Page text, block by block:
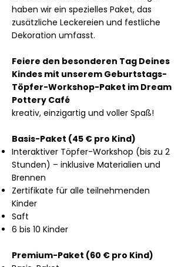
haben wir ein spezielles Paket, das
zusätzliche Leckereien und festliche
Dekoration umfasst.
Feiere den besonderen Tag Deines
Kindes mit unserem Geburtstags-
Töpfer-Workshop-Paket im Dream
Pottery Café
kreativ, einzigartig und voller Spaß!
Basis-Paket (45 € pro Kind)
Interaktiver Töpfer-Workshop (bis zu 2
Stunden) – inklusive Materialien und
Brennen
Zertifikate für alle teilnehmenden
Kinder
Saft
6 bis 10 Kinder
Premium-Paket (60 € pro Kind)